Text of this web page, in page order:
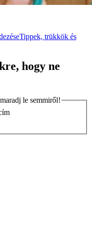
Tippek, trükkök és
hogy ne
le semmiről!